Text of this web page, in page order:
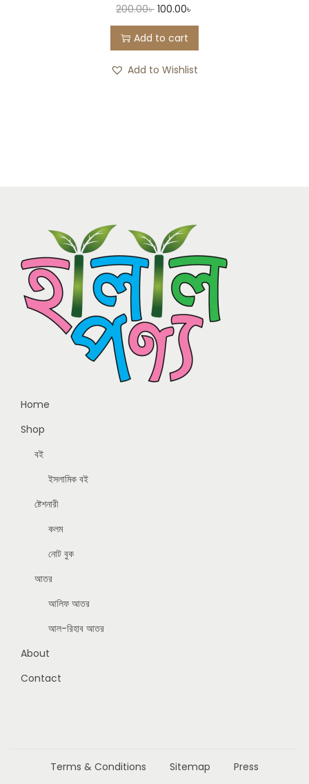
200.00৳ 100.00৳
Add to cart
Add to Wishlist
Home
Shop
বই
ইসলামিক বই
ষ্টেশনারী
কলম
নোট বুক
আতর
আলিফ আতর
আল-রিহাব আতর
About
Contact
Terms & Conditions Sitemap Press